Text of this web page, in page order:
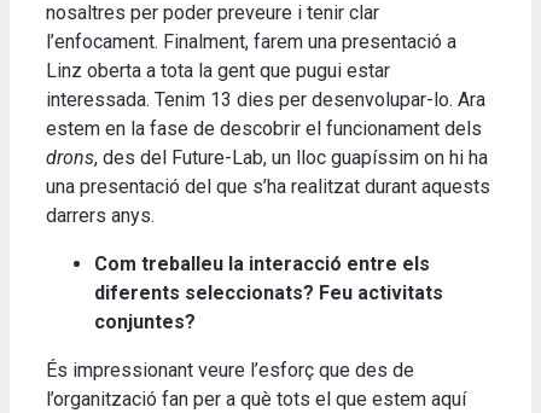
nosaltres per poder preveure i tenir clar
l’enfocament. Finalment, farem una presentació a
Linz oberta a tota la gent que pugui estar
interessada. Tenim 13 dies per desenvolupar-lo. Ara
estem en la fase de descobrir el funcionament dels
drons, des del Future-Lab, un lloc guapíssim on hi ha
una presentació del que s’ha realitzat durant aquests
darrers anys.
Com treballeu la interacció entre els
diferents seleccionats? Feu activitats
conjuntes?
És impressionant veure l’esforç que des de
l’organització fan per a què tots el que estem aquí